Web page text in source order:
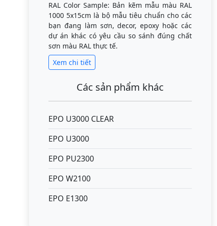
RAL Color Sample: Bản kẽm mẫu màu RAL
1000 5x15cm là bộ mẫu tiêu chuẩn cho các
bạn đang làm sơn, decor, epoxy hoặc các
dự án khác có yêu cầu so sánh đúng chất
sơn màu RAL thực tế.
Xem chi tiết
Các sản phẩm khác
EPO U3000 CLEAR
EPO U3000
EPO PU2300
EPO W2100
EPO E1300